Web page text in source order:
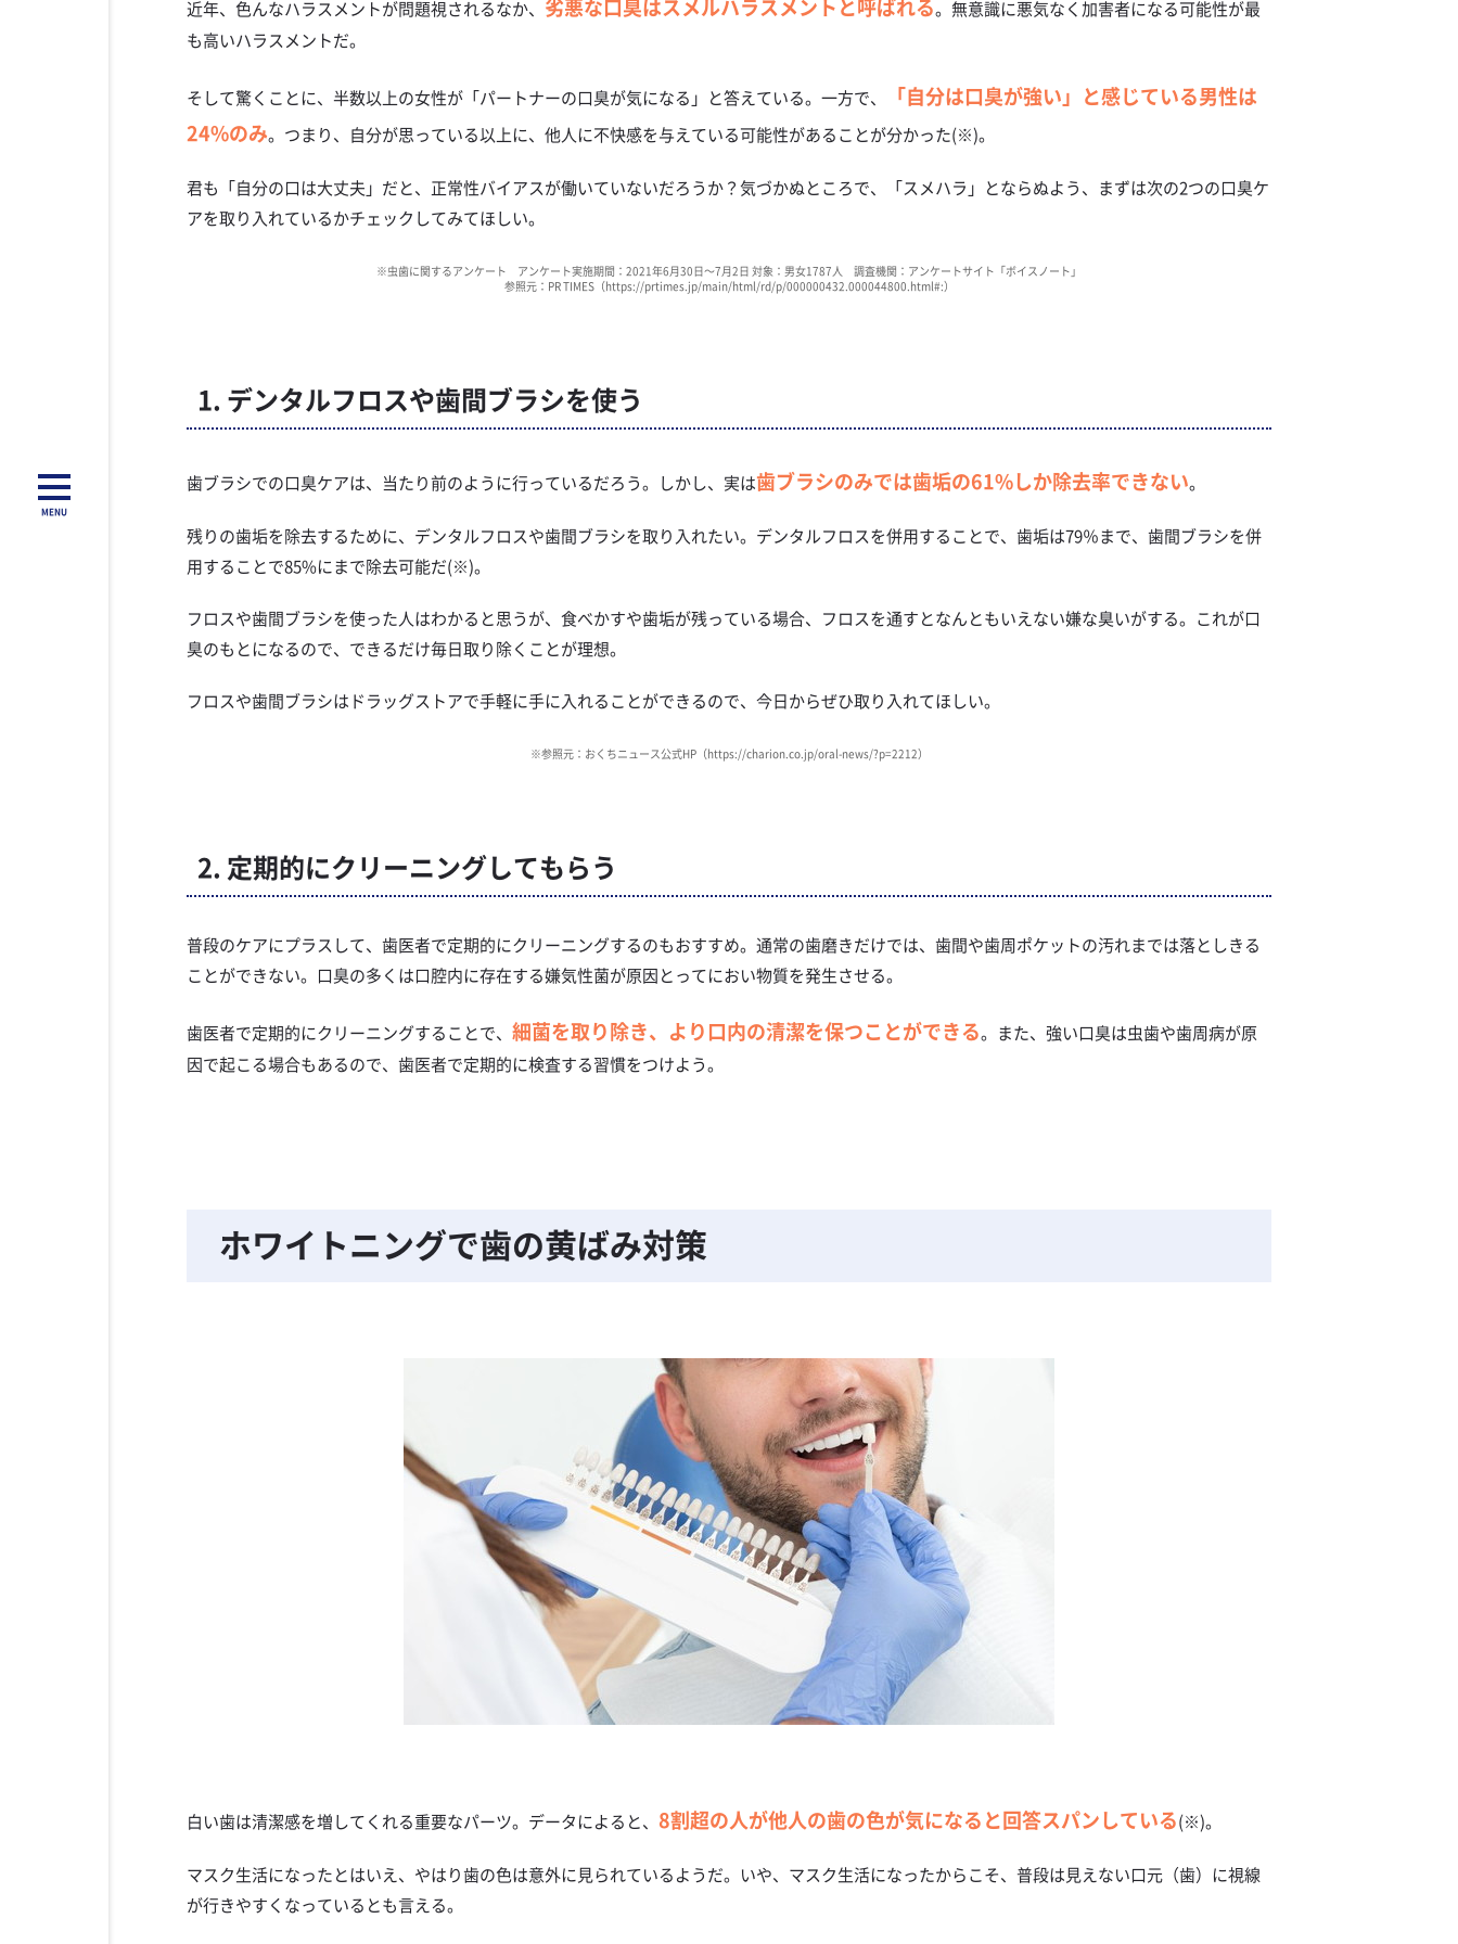
MENU
近年、色んなハラスメントが問題視されるなか、 劣悪な口臭はスメルハラスメントと呼ばれる。無意識に悪気なく加害者になる可能性が最
も高いハラスメントだ。
そして驚くことに、半数以上の女性が「パートナーの口臭が気になる」と答えている。一方で、
「自分は口臭が強い」と感じている男性は
24%のみ。つまり、自分が思っている以上に、他人に不快感を与えている可能性があることが分かった(※)。
君も「自分の口は大丈夫」だと、正常性バイアスが働いていないだろうか？気づかぬところで、「スメハラ」とならぬよう、まずは次の2つの口臭ケ
アを取り入れているかチェックしてみてほしい。
※虫歯に関するアンケート アンケート実施期間：2021年6月30日～7月2日 対象：男女1787人 調査機関：アンケートサイト「ボイスノート」
参照元：PR TIMES（https://prtimes.jp/main/html/rd/p/000000432.000044800.html#:）
1. デンタルフロスや歯間ブラシを使う
歯ブラシでの口臭ケアは、当たり前のように行っているだろう。しかし、実は歯ブラシのみでは歯垢の61%しか除去率できない。
残りの歯垢を除去するために、デンタルフロスや歯間ブラシを取り入れたい。デンタルフロスを併用することで、歯垢は79％まで、歯間ブラシを併
用することで85%にまで除去可能だ(※)。
フロスや歯間ブラシを使った人はわかると思うが、食べかすや歯垢が残っている場合、フロスを通すとなんともいえない嫌な臭いがする。これが口
臭のもとになるので、できるだけ毎日取り除くことが理想。
フロスや歯間ブラシはドラッグストアで手軽に手に入れることができるので、今日からぜひ取り入れてほしい。
※参照元：おくちニュース公式HP（https://charion.co.jp/oral-news/?p=2212）
2. 定期的にクリーニングしてもらう
普段のケアにプラスして、歯医者で定期的にクリーニングするのもおすすめ。通常の歯磨きだけでは、歯間や歯周ポケットの汚れまでは落としきる
ことができない。口臭の多くは口腔内に存在する嫌気性菌が原因とってにおい物質を発生させる。
歯医者で定期的にクリーニングすることで、 細菌を取り除き、より口内の清潔を保つことができる。また、強い口臭は虫歯や歯周病が原
因で起こる場合もあるので、歯医者で定期的に検査する習慣をつけよう。
ホワイトニングで歯の黄ばみ対策
白い歯は清潔感を増してくれる重要なパーツ。データによると、 8割超の人が他人の歯の色が気になると回答スパンしている(※)。
マスク生活になったとはいえ、やはり歯の色は意外に見られているようだ。いや、マスク生活になったからこそ、普段は見えない口元（歯）に視線
が行きやすくなっているとも言える。